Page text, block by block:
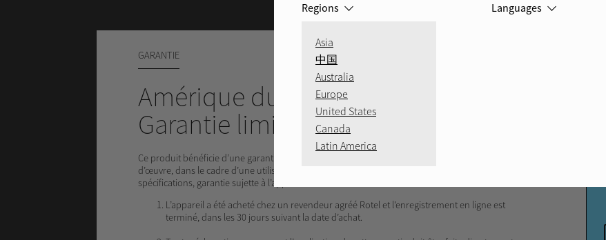
GARANTIE
Amérique du Nord
Garantie limitée
Ce produit bénéficie d’une garantie contre tout défaut de fabrication, pièces et main-
d’œuvre, dans le cadre d’une utilisation domestique normale, telle que prévue dans ses
spécifications, garantie sujette à l’application des conditions suivantes :
L’appareil a été acheté chez un revendeur agréé Rotel et l'enregistrement en ligne est
terminé, dans les 30 jours suivant la date d’achat.
Regions
Asia
中国
Australia
Europe
United States
Canada
Latin America
Languages